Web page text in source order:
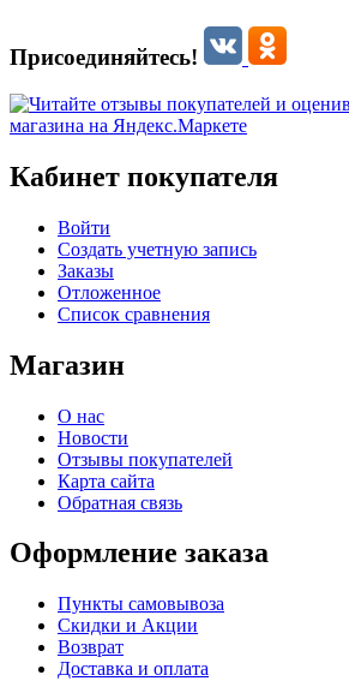
Присоединяйтесь!
Кабинет покупателя
Войти
Создать учетную запись
Заказы
Отложенное
Список сравнения
Магазин
О нас
Новости
Отзывы покупателей
Карта сайта
Обратная связь
Оформление заказа
Пункты самовывоза
Скидки и Акции
Возврат
Доставка и оплата